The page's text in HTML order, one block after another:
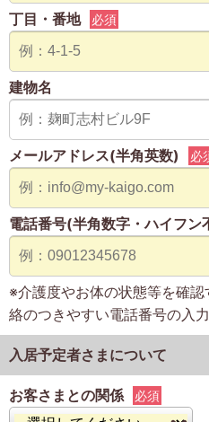
丁目・番地 必須
建物名
メールアドレス(半角英数) 必
電話番号(半角数字・ハイフン
※介護度やお体の状態等を確
絡のつきやすい電話番号の入
入居予定者さまについて
お客さまとの関係 必須